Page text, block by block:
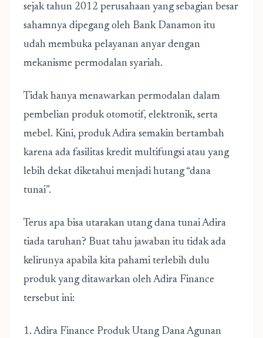
sejak tahun 2012 perusahaan yang sebagian besar
sahamnya dipegang oleh Bank Danamon itu
udah membuka pelayanan anyar dengan
mekanisme permodalan syariah.
Tidak hanya menawarkan permodalan dalam
pembelian produk otomotif, elektronik, serta
mebel. Kini, produk Adira semakin bertambah
karena ada fasilitas kredit multifungsi atau yang
lebih dekat diketahui menjadi hutang “dana
tunai”.
Terus apa bisa utarakan utang dana tunai Adira
tiada taruhan? Buat tahu jawaban itu tidak ada
kelirunya apabila kita pahami terlebih dulu
produk yang ditawarkan oleh Adira Finance
tersebut ini:
1. Adira Finance Produk Utang Dana Agunan